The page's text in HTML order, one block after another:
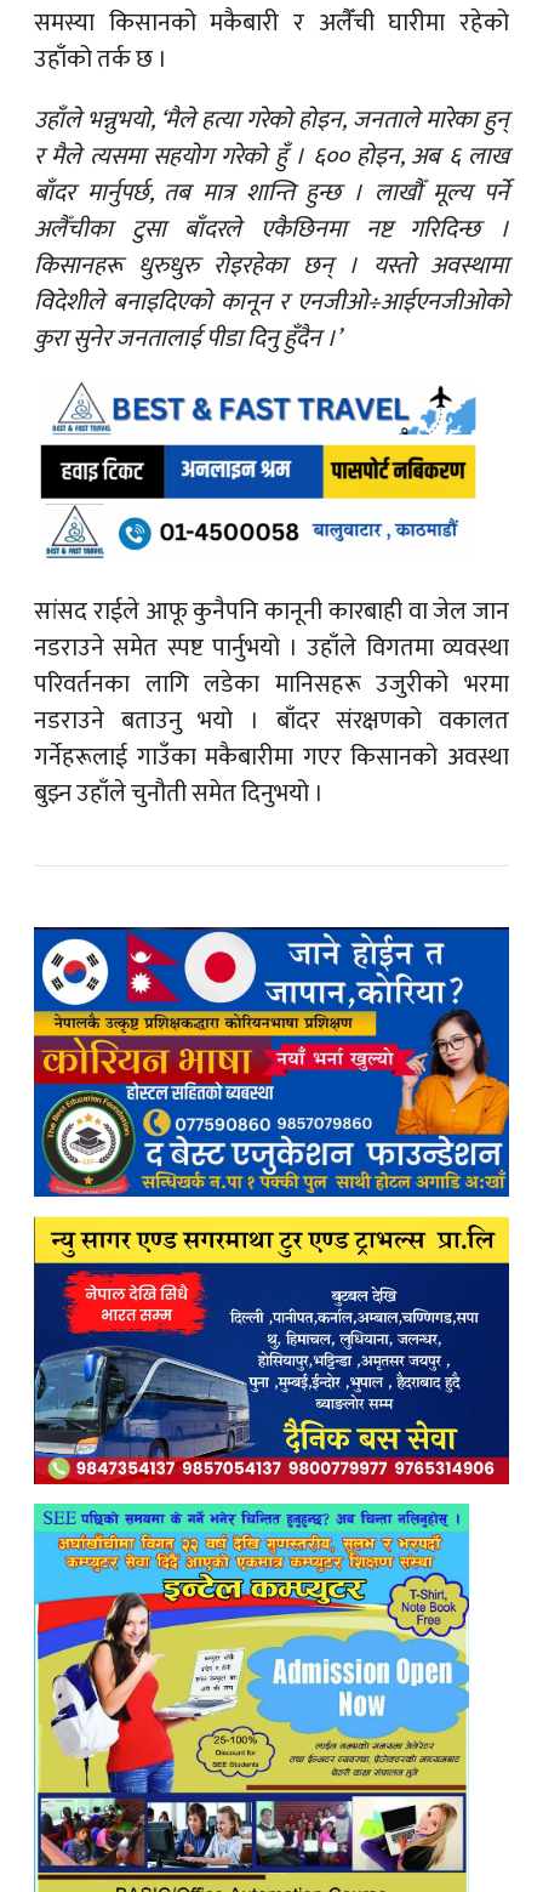
समस्या किसानको मकैबारी र अलैँची घारीमा रहेको
उहाँको तर्क छ ।
उहाँले भन्नुभयो, ‘मैले हत्या गरेको होइन, जनताले मारेका हुन्
र मैले त्यसमा सहयोग गरेको हुँ । ६०० होइन, अब ६ लाख
बाँदर मार्नुपर्छ, तब मात्र शान्ति हुन्छ । लाखौँ मूल्य पर्ने
अलैँचीका टुसा बाँदरले एकैछिनमा नष्ट गरिदिन्छ ।
किसानहरू धुरुधुरु रोइरहेका छन् । यस्तो अवस्थामा
विदेशीले बनाइदिएको कानून र एनजीओ÷आईएनजीओको
कुरा सुनेर जनतालाई पीडा दिनु हुँदैन ।’
सांसद राईले आफू कुनैपनि कानूनी कारबाही वा जेल जान
नडराउने समेत स्पष्ट पार्नुभयो । उहाँले विगतमा व्यवस्था
परिवर्तनका लागि लडेका मानिसहरू उजुरीको भरमा
नडराउने बताउनु भयो । बाँदर संरक्षणको वकालत
गर्नेहरूलाई गाउँका मकैबारीमा गएर किसानको अवस्था
बुझ्न उहाँले चुनौती समेत दिनुभयो ।